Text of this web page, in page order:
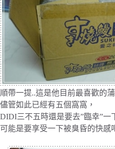
順帶一提..這是他目前最喜歡的
儘管如此已經有五個窩窩，
DIDI三不五時還是要去”臨幸”一
可能是要享受一下被臭昏的快感